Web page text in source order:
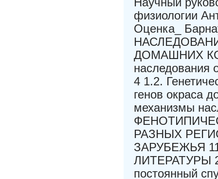
физиологии
Оценка_
ДОМАШНИХ
наследования
4 1.2.
генов окраса
механизмы
РАЗНЫХ
ЗАРУБЕЖЬЯ
ЛИТЕРАТУРЫ
постоянный